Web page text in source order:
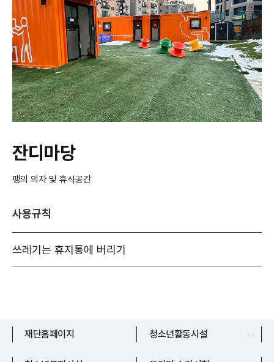
잔디마당
팽의 의자 및 휴식공간
사용규칙
쓰레기는 휴지통에 버리기
재단홈페이지 청소년활동시설
파주시청소년수련관
파주시청소년상담복지센터